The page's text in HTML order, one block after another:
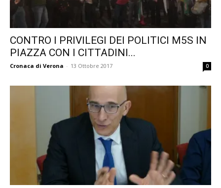
CONTRO I PRIVILEGI DEI POLITICI M5S IN
PIAZZA CON I CITTADINI...
Cronaca di Verona - 13 Ottobre 2017 0